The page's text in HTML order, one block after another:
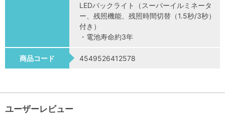
LEDバックライト（スーパーイルミネータ
ー、残照機能、残照時間切替（1.5秒/3秒）
付き）
・電池寿命約3年
商品コード 4549526412578
ユーザーレビュー